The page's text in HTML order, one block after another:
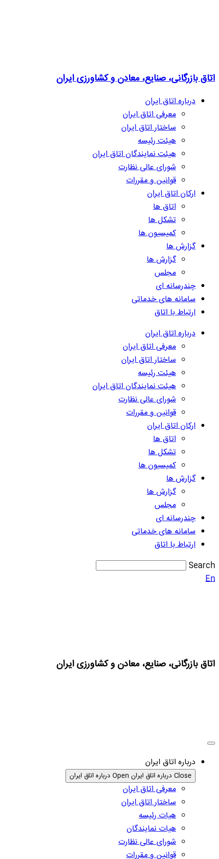
اتاق بازرگانی، صنایع، معادن و کشاورزی ایران
درباره اتاق ایران
معرفی اتاق ایران
ساختار اتاق ایران
هیئت رئیسه
هیئت نمایندگان اتاق ایران
شورای عالی نظارت
قوانین و مقررات
ارکان اتاق ایران
اتاق ها
تشکل ها
کمیسیون ها
گزارش ها
گزارش ها
مجلس
چندرسانه ای
سامانه های خدماتی
ارتباط با اتاق
درباره اتاق ایران
معرفی اتاق ایران
ساختار اتاق ایران
هیئت رئیسه
هیئت نمایندگان اتاق ایران
شورای عالی نظارت
قوانین و مقررات
ارکان اتاق ایران
اتاق ها
تشکل ها
کمیسیون ها
گزارش ها
گزارش ها
مجلس
چندرسانه ای
سامانه های خدماتی
ارتباط با اتاق
Search
En
اتاق بازرگانی، صنایع، معادن و کشاورزی ایران
درباره اتاق ایران
Close درباره اتاق ایران Open درباره اتاق ایران
معرفی اتاق ایران
ساختار اتاق ایران
هیات رئیسه
هیات نمایندگان
شورای عالی نظارت
قوانین و مقررات